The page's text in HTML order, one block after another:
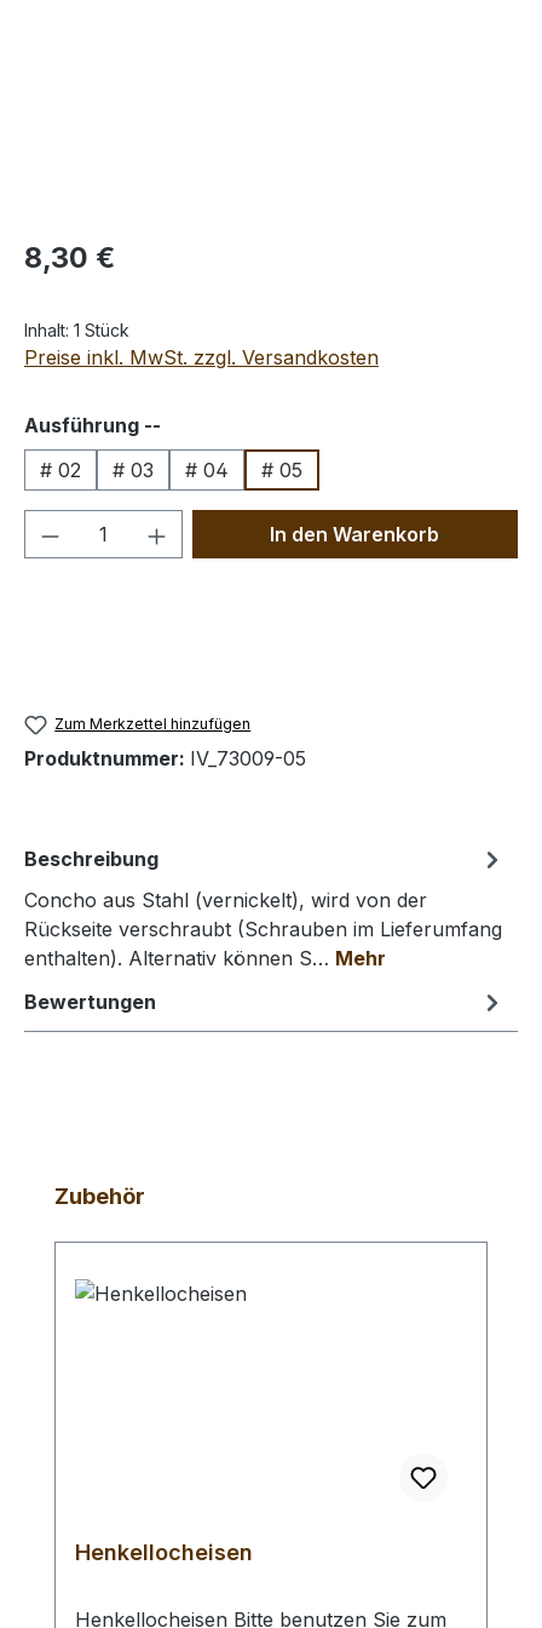
Regulärer Preis:
8,30 €
Inhalt: 1 Stück
Preise inkl. MwSt. zzgl. Versandkosten
Ausführung --
# 02
# 03 # 04 # 05
Produkt Anzahl: Gib denIn den Warenkorb
Zum Merkzettel hinzufügen
Produktnummer: IV_73009-05
Beschreibung
Concho aus Stahl (vernickelt), wird von der
Rückseite verschraubt (Schrauben im Lieferumfang
enthalten). Alternativ können S… Mehr
Bewertungen
Produktgalerie überspringen
Zubehör
Henkellocheisen
Henkellocheisen Bitte benutzen Sie zum